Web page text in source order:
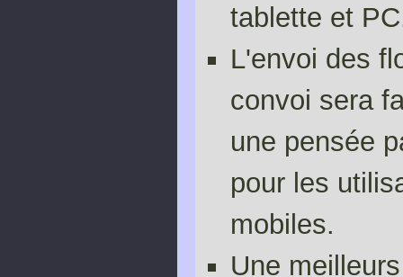
tablette et
L'envoi des
convoi sera
une pensée
pour les
mobiles.
Une